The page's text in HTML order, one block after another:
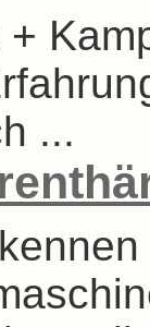
+
...